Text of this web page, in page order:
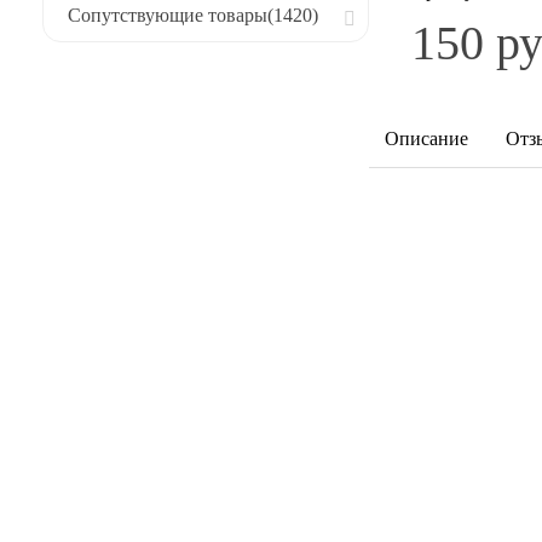
Сопутствующие товары(1420)
150
Описание